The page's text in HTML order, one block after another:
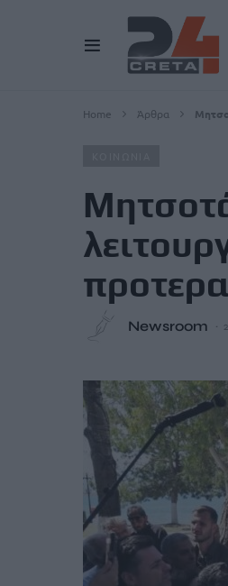
Home Άρθρα
Newsroom